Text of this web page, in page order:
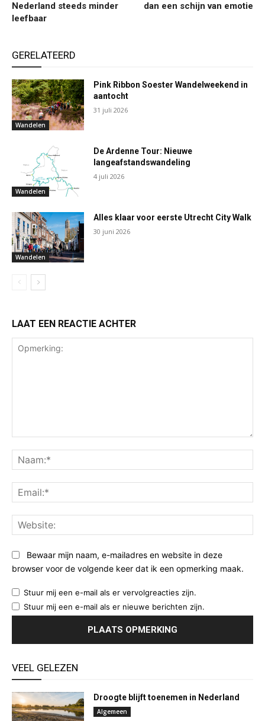
Nederland steeds minder
leefbaar
dan een schijn van emotie
GERELATEERD
Wandelen
Pink Ribbon Soester Wandelweekend in
aantocht
31 juli 2026
Wandelen
De Ardenne Tour: Nieuwe
langeafstandswandeling
4 juli 2026
Wandelen
Alles klaar voor eerste Utrecht City Walk
30 juni 2026
LAAT EEN REACTIE ACHTER
Bewaar mijn naam, e-mailadres en website in deze
browser voor de volgende keer dat ik een opmerking maak.
Stuur mij een e-mail als er vervolgreacties zijn.
Stuur mij een e-mail als er nieuwe berichten zijn.
VEEL GELEZEN
Droogte blijft toenemen in Nederland
Algemeen